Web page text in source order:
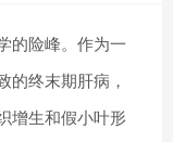
的险峰。作为一
的终末期肝病，
增生和假小叶形